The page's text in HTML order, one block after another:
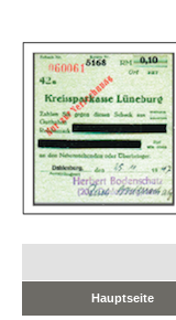
Hauptseite